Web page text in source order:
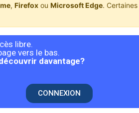
, Firefoxou Microsoft Edge. Certaines
libre.
vers le bas.
davantage?
CONNEXION